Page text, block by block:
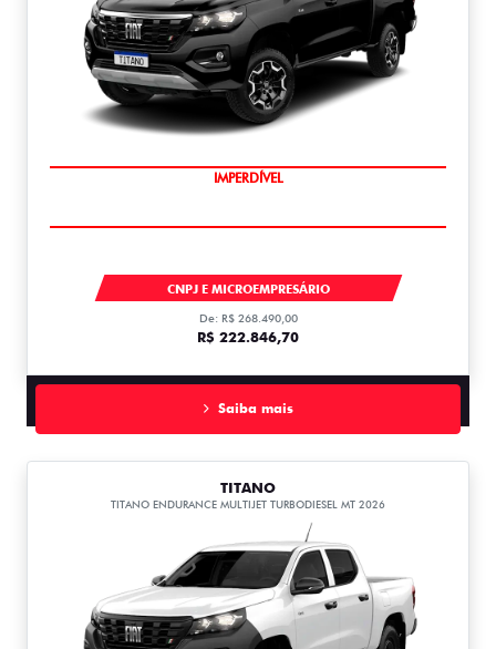
IMPERDÍVEL
CNPJ E MICROEMPRESÁRIO
De: R$ 268.490,00
R$ 222.846,70
Saiba mais
TITANO
TITANO ENDURANCE MULTIJET TURBODIESEL MT 2026